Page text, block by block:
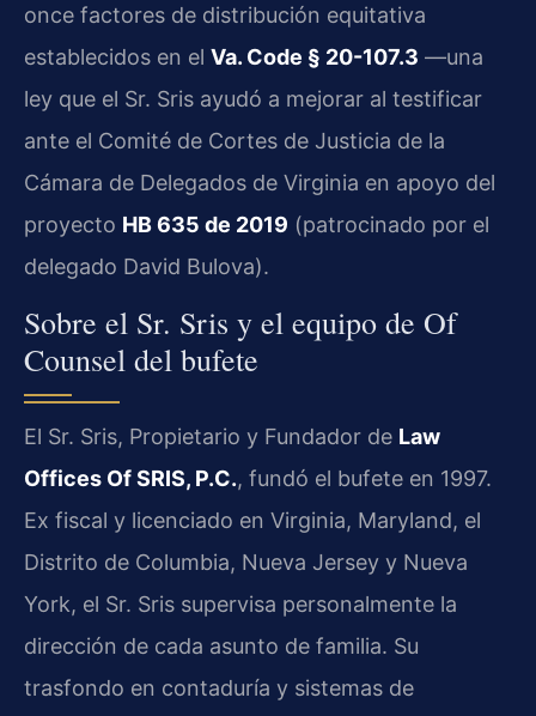
once factores de distribución equitativa
establecidos en el Va. Code § 20-107.3 —una
ley que el Sr. Sris ayudó a mejorar al testificar
ante el Comité de Cortes de Justicia de la
Cámara de Delegados de Virginia en apoyo del
proyecto HB 635 de 2019 (patrocinado por el
delegado David Bulova).
Sobre el Sr. Sris y el equipo de Of
Counsel del bufete
El Sr. Sris, Propietario y Fundador de Law
Offices Of SRIS, P.C., fundó el bufete en 1997.
Ex fiscal y licenciado en Virginia, Maryland, el
Distrito de Columbia, Nueva Jersey y Nueva
York, el Sr. Sris supervisa personalmente la
dirección de cada asunto de familia. Su
trasfondo en contaduría y sistemas de